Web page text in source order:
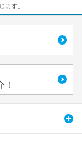
ます。
！